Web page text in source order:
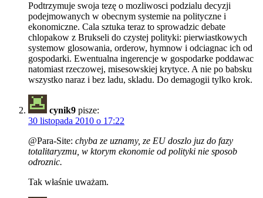
Podtrzymuje swoja tezę o mozliwosci podzialu decyzji
podejmowanych w obecnym systemie na polityczne i
ekonomiczne. Cala sztuka teraz to sprowadzic debate
chlopakow z Brukseli do czystej polityki: pierwiastkowych
systemow glosowania, orderow, hymnow i odciagnac ich od
gospodarki. Ewentualna ingerencje w gospodarke poddawac
natomiast rzeczowej, misesowskiej krytyce. A nie po babsku
wszystko naraz i bez ladu, skladu. Do demagogii tylko krok.
cynik9 pisze:
30 listopada 2010 o 17:22
@Para-Site: chyba ze uznamy, ze EU doszlo juz do fazy
totalitaryzmu, w ktorym ekonomie od polityki nie sposob
odroznic.
Tak właśnie uważam.